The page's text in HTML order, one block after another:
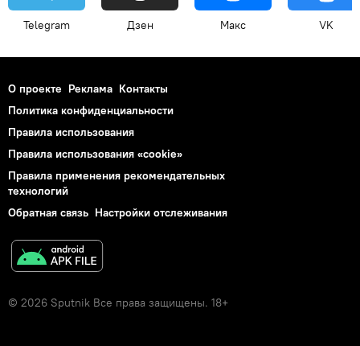
Telegram Дзен Макс VK
О проекте Реклама Контакты
Политика конфиденциальности
Правила использования
Правила использования «cookie»
Правила применения рекомендательных
технологий
Обратная связь Настройки отслеживания
© 2026 Sputnik Все права защищены. 18+